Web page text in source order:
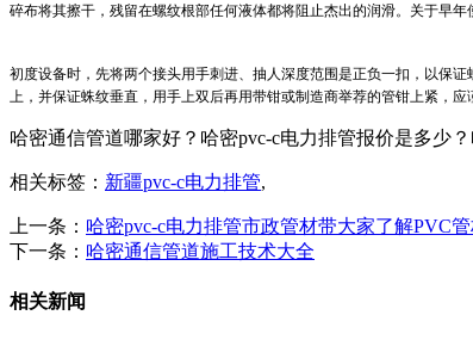
碎布将其擦干，残留在螺纹根部任何液体都将阻止杰出的润滑。关于早
初度设备时，先将两个接头用手刺进、抽人深度范围是正负一扣，以保
上，并保证蛛纹垂直，用手上双后再用带钳或制造商举荐的管钳上紧，
哈密通信管道哪家好？哈密pvc-c电力排管报价是多少
相关标签： 新疆pvc-c电力排管,
上一条： 哈密pvc-c电力排管市政管材带大家了解PVC
下一条： 哈密通信管道施工技术大全
相关新闻